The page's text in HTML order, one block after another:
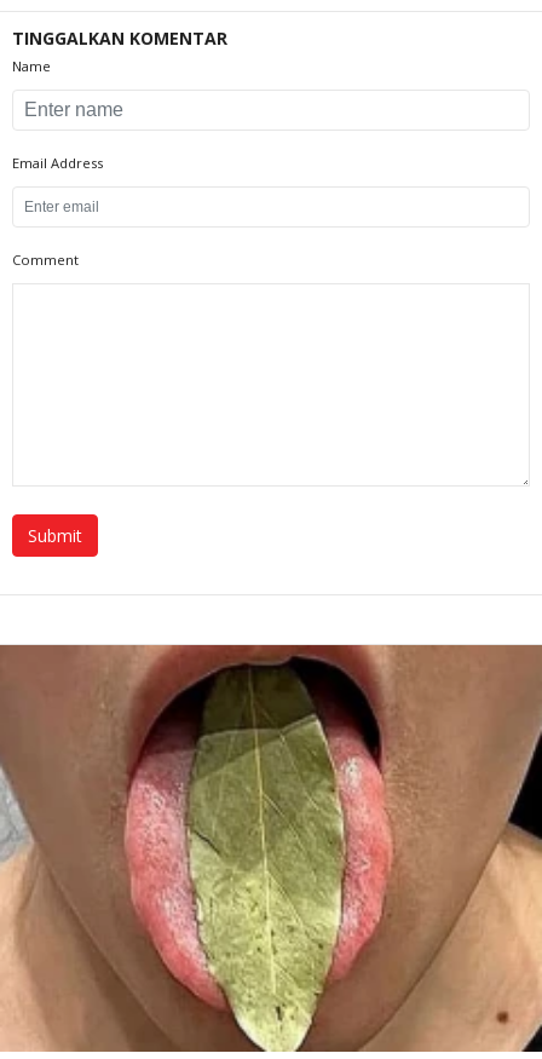
TINGGALKAN KOMENTAR
Name
Email Address
Comment